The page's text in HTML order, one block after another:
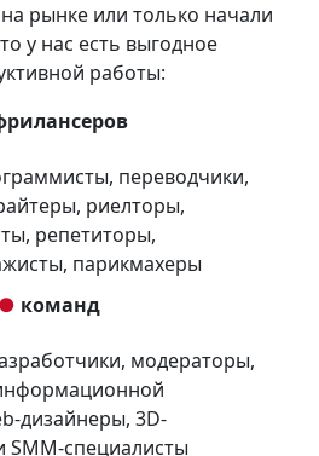
рынке или только начали
у нас есть выгодное
работы:
переводчики,
риелторы,
репетиторы,
парикмахеры
● команд
модераторы,
дизайнеры, 3D-
SMM-специалисты